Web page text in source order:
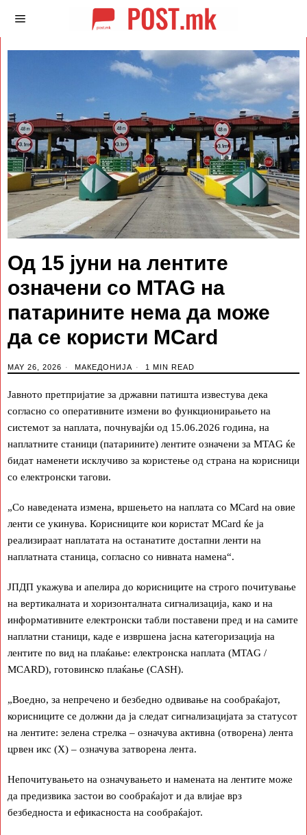
Од 15 јуни на лентите
означени со MTAG на
патарините нема да може
да се користи MCard
MAY 26, 2026 МАКЕДОНИЈА 1 MIN READ
Јавното претпријатие за државни патишта известува дека
согласно со оперативните измени во функционирањето на
системот за наплата, почнувајќи од 15.06.2026 година, на
наплатните станици (патарините) лентите означени за MTAG ќе
бидат наменети исклучиво за користење од страна на корисници
со електронски тагови.
„Со наведената измена, вршењето на наплата со MCard на овие
ленти се укинува. Корисниците кои користат MCard ќе ја
реализираат наплатата на останатите достапни ленти на
наплатната станица, согласно со нивната намена“.
ЈПДП укажува и апелира до корисниците на строго почитување
на вертикалната и хоризонталната сигнализација, како и на
информативните електронски табли поставени пред и на самите
наплатни станици, каде е извршена јасна категоризација на
лентите по вид на плаќање: електронска наплата (MTAG /
MCARD), готовинско плаќање (CASH).
„Воедно, за непречено и безбедно одвивање на сообраќајот,
корисниците се должни да ја следат сигнализацијата за статусот
на лентите: зелена стрелка – означува активна (отворена) лента
црвен икс (X) – означува затворена лента.
Непочитувањето на означувањето и намената на лентите може
да предизвика застои во сообраќајот и да влијае врз
безбедноста и ефикасноста на сообраќајот.